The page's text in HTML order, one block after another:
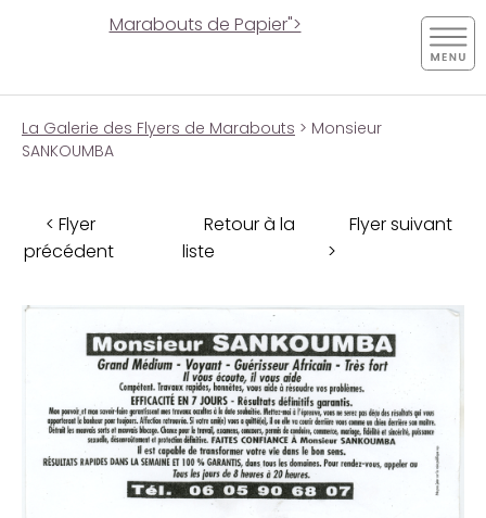
Marabouts de Papier">
La Galerie des Flyers de Marabouts > Monsieur
SANKOUMBA
< Flyer
précédent
Retour à la
liste
Flyer suivant
>